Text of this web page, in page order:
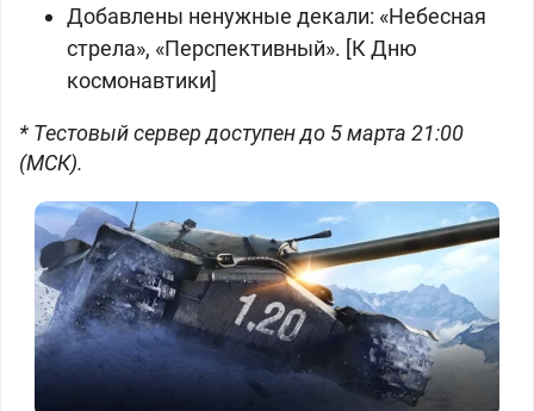
Добавлены ненужные декали: «Небесная
стрела», «Перспективный». [К Дню
космонавтики]
* Тестовый сервер доступен до 5 марта 21:00
(МСК).